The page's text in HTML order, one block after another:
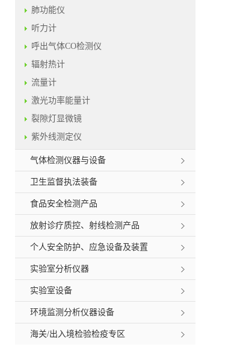
肺功能仪
听力计
呼出气体CO检测仪
辐射热计
流量计
激光功率能量计
裂隙灯显微镜
紫外线测定仪
气体检测仪器与设备
卫生监督执法装备
食品安全检测产品
放射诊疗质控、射线检测产品
个人安全防护、应急设备及装置
实验室分析仪器
实验室设备
环境监测分析仪器设备
海关/出入境检验检疫专区